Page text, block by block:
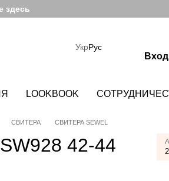
здесь
УкрРус
Вход
LOOKBOOK
СВИТЕРА СВИТЕРА SEWEL
42-44